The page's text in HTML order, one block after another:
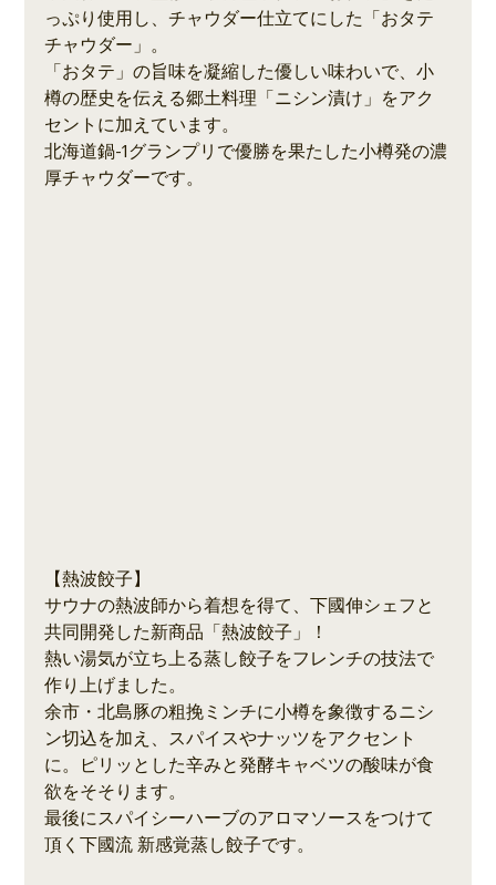
っぷり使用し、チャウダー仕立てにした「おタテ
チャウダー」。
「おタテ」の旨味を凝縮した優しい味わいで、小
樽の歴史を伝える郷土料理「ニシン漬け」をアク
セントに加えています。
北海道鍋-1グランプリで優勝を果たした小樽発の濃
厚チャウダーです。
【熱波餃子】
サウナの熱波師から着想を得て、下國伸シェフと
共同開発した新商品「熱波餃子」！
熱い湯気が立ち上る蒸し餃子をフレンチの技法で
作り上げました。
余市・北島豚の粗挽ミンチに小樽を象徴するニシ
ン切込を加え、スパイスやナッツをアクセント
に。ピリッとした辛みと発酵キャベツの酸味が食
欲をそそります。
最後にスパイシーハーブのアロマソースをつけて
頂く下國流 新感覚蒸し餃子です。